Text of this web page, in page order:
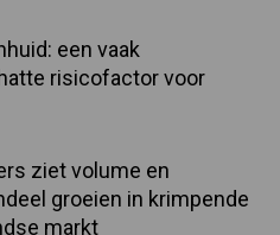
een vaak
risicofactor voor
ziet volume en
groeien in krimpende
markt